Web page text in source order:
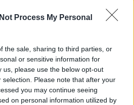
Process My Personal
the sale, sharing to third parties, or
or sensitive information for
us, please use the below opt-out
Please note that after your
you may continue seeing
on personal information utilized by
Ο Υπουργός
για το clawback στον
στελέχους: Όταν η